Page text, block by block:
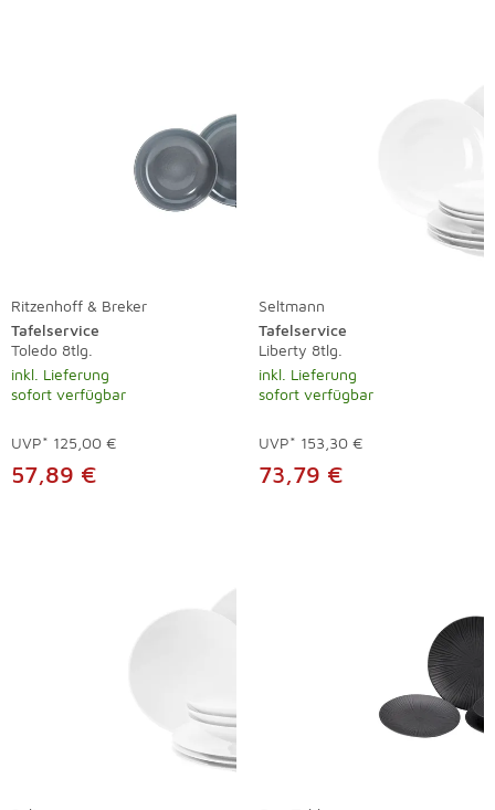
Ritzenhoff & Breker
Tafelservice
Toledo 8tlg.
inkl. Lieferung
sofort verfügbar
UVP* 125,00 €
57,89 €
Seltmann
Tafelservice
Liberty 8tlg.
inkl. Lieferung
sofort verfügbar
UVP* 153,30 €
73,79 €